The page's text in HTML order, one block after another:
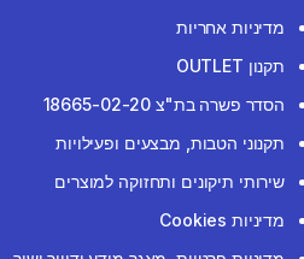
מדיניות אחריות
תקנון OUTLET
הסדר פשרה בת"צ 18665-02-20
תקנוני הטבות, מבצעים ופעילויות
שירותי תיקונים ותחזוקה למוצרים
מדיניות Cookies